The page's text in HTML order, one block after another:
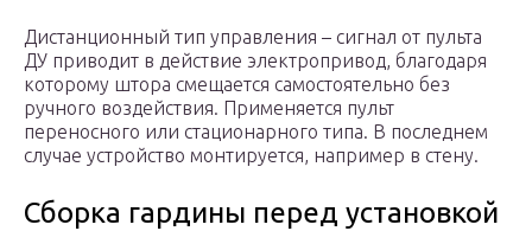
Дистанционный тип управления – сигнал от пульта
ДУ приводит в действие электропривод, благодаря
которому штора смещается самостоятельно без
ручного воздействия. Применяется пульт
переносного или стационарного типа. В последнем
случае устройство монтируется, например в стену.
Сборка гардины перед установкой